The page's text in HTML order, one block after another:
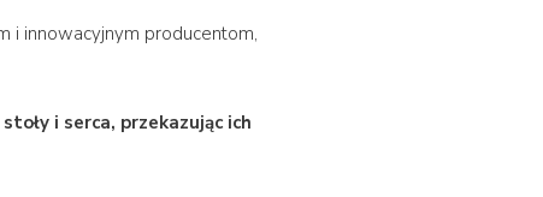
i innowacyjnym producentom,
i serca, przekazując ich